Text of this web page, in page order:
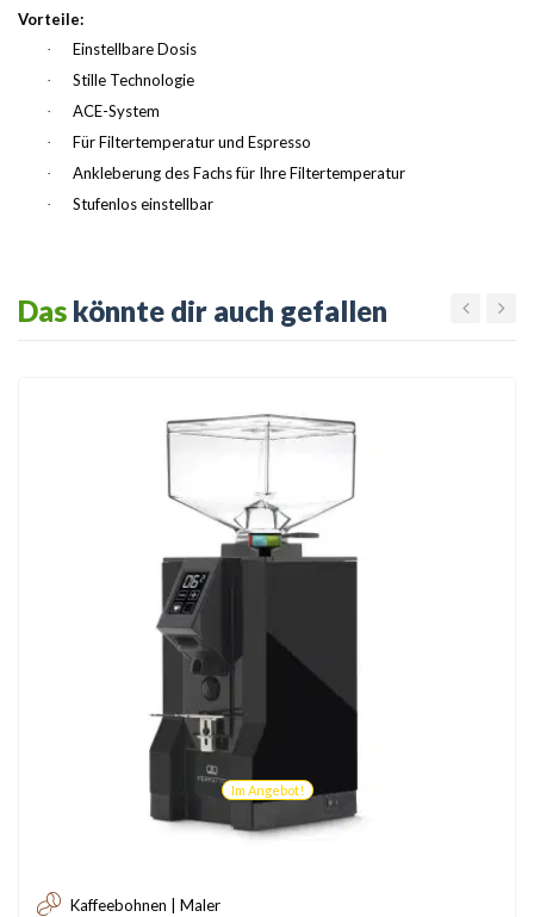
Vorteile:
· Einstellbare Dosis
· Stille Technologie
· ACE-System
· Für Filtertemperatur und Espresso
· Ankleberung des Fachs für Ihre Filtertemperatur
· Stufenlos einstellbar
Das könnte dir auch gefallen
Im Angebot!
Kaffeebohnen | Maler